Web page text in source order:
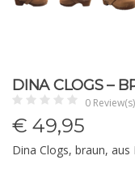
DINA CLOGS –
0 Review(s)
€ 49,95
Dina Clogs, braun, aus